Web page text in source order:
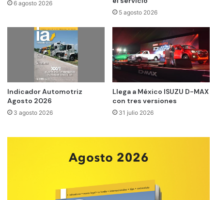
6 agosto 2026
5 agosto 2026
Indicador Automotriz
Agosto 2026
3 agosto 2026
Llega a México ISUZU D-MAX
con tres versiones
31 julio 2026